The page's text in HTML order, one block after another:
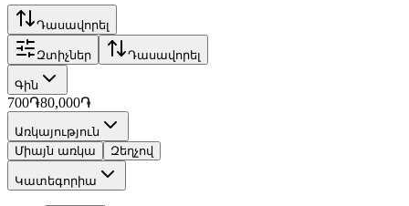
Դասավորել
Զտիչներ Դասավորել
Գին
700֏80,000֏
Առկայություն
Միայն առկա
Զեղչով
Կատեգորիա